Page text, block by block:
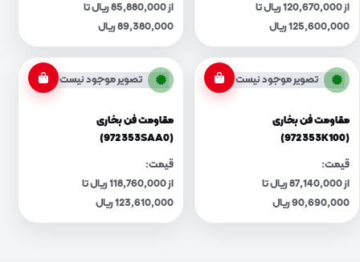
از 120,670,000 ریال تا
125,600,000 ریال
از 85,880,000 ریال تا
89,380,000 ریال
تصویر موجود نیست
مقاومت فن بخاری
(972353K100)
قیمت:
از 87,140,000 ریال تا
90,690,000 ریال
تصویر موجود نیست
مقاومت فن بخاری
(972353SAA0)
قیمت:
از 118,760,000 ریال تا
123,610,000 ریال